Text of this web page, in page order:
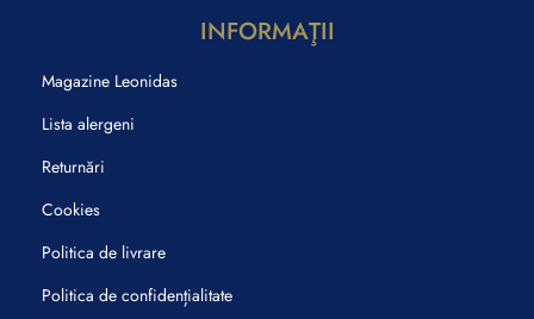
INFORMAŢII
Magazine Leonidas
Lista alergeni
Returnări
Cookies
Politica de livrare
Politica de confidențialitate